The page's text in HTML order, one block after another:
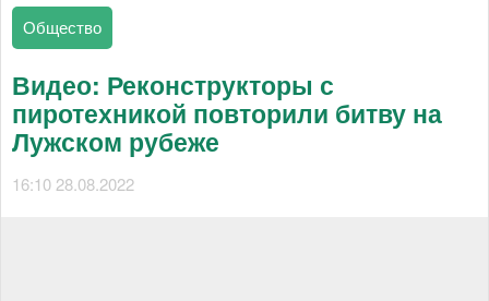
Общество
Видео: Реконструкторы с
пиротехникой повторили битву на
Лужском рубеже
16:10 28.08.2022